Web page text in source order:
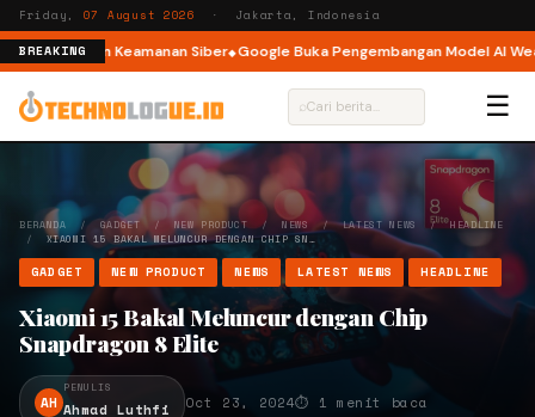
Friday, 07 August 2026 · Jakarta, Indonesia
BREAKING
Insiden Keamanan Siber Google Buka Pengembangan Model AI
⌕ ☰
BERANDA / GADGET/ NEW PRODUCT/ NEWS/LATEST NEWS /HEADLINE
/ XIAOMI 15 BAKAL MELUNCUR DENGAN CHIP SN…
GADGET NEW PRODUCT NEWS LATEST NEWS HEADLINE
Xiaomi 15 Bakal Meluncur dengan Chip
Snapdragon 8 Elite
AH
PENULIS
Ahmad Luthfi Oct 23, 2024⏱ 1 menit baca